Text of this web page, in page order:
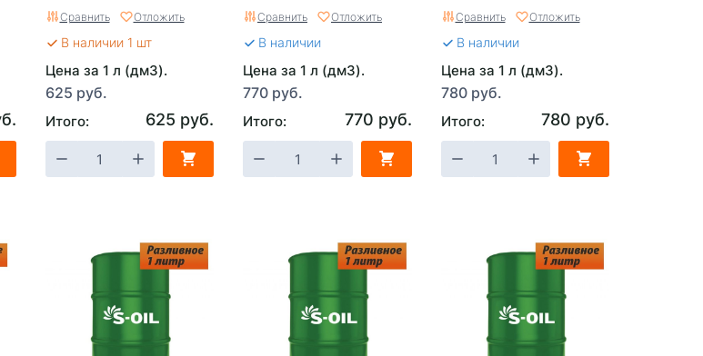
Сравнить Отложить
В наличии 1 шт
Цена за 1 л (дм3).
625 руб.
Итого: 625 руб.
Сравнить Отложить
В наличии
Цена за 1 л (дм3).
770 руб.
Итого: 770 руб.
Сравнить Отложить
В наличии
Цена за 1 л (дм3).
780 руб.
Итого: 780 руб.